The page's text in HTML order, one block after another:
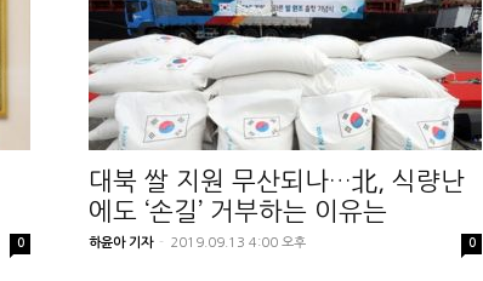
0
대북 쌀 지원 무산되나…北, 식량난
에도 ‘손길’ 거부하는 이유는
하윤아 기자 - 2019.09.13 4:00 오후 0